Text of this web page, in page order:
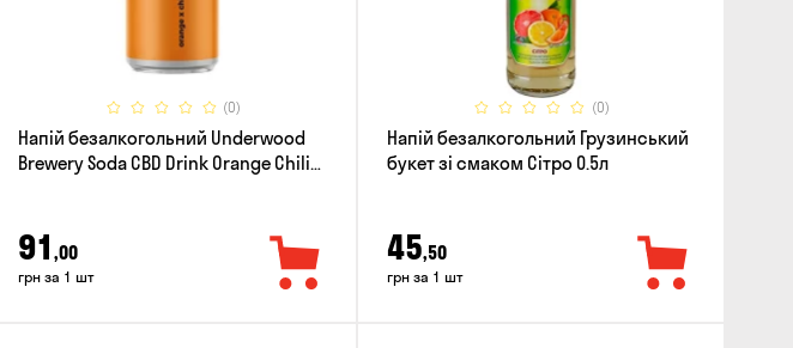
(0)
Напій безалкогольний Underwood
Brewery Soda CBD Drink Orange Chili
91 ,00
грн за 1 шт
(0)
Напій безалкогольний Грузинський
букет зі смаком Сітро 0.5л
45,50
грн за 1 шт